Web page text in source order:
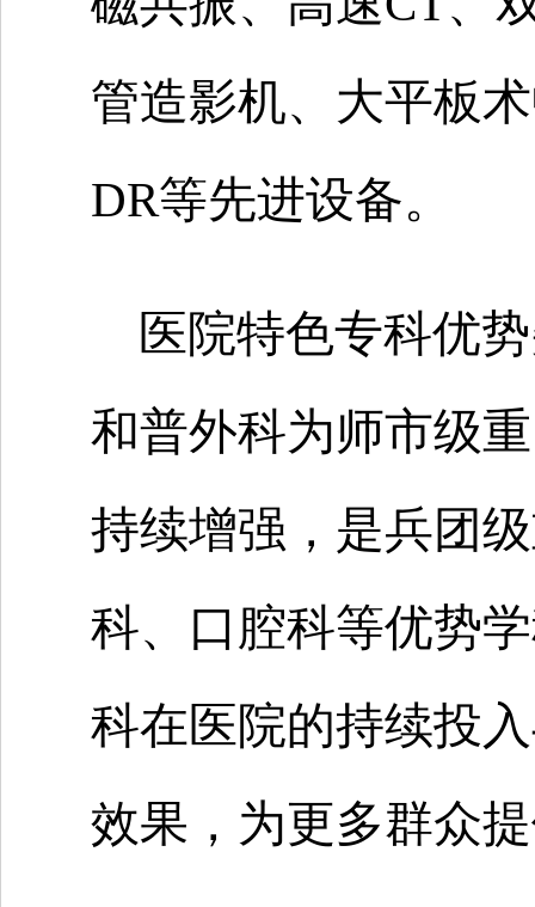
管造影机、大平板
DR等先进设备。
医院特色专科优
和普外科为师市级
持续增强，是兵团
科、口腔科等优势
科在医院的持续投
效果，为更多群众